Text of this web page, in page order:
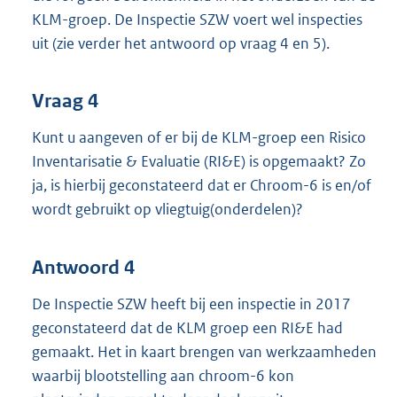
KLM-groep. De Inspectie SZW voert wel inspecties
uit (zie verder het antwoord op vraag 4 en 5).
Vraag 4
Kunt u aangeven of er bij de KLM-groep een Risico
Inventarisatie & Evaluatie (RI&E) is opgemaakt? Zo
ja, is hierbij geconstateerd dat er Chroom-6 is en/of
wordt gebruikt op vliegtuig(onderdelen)?
Antwoord 4
De Inspectie SZW heeft bij een inspectie in 2017
geconstateerd dat de KLM groep een RI&E had
gemaakt. Het in kaart brengen van werkzaamheden
waarbij blootstelling aan chroom-6 kon